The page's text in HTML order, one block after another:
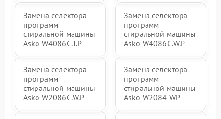
Замена селектора
программ
стиральной машины
Asko W4086C.T.P
Замена селектора
программ
стиральной машины
Asko W4086C.W.P
Замена селектора
программ
стиральной машины
Asko W2086C.W.P
Замена селектора
программ
стиральной машины
Asko W2084 WP